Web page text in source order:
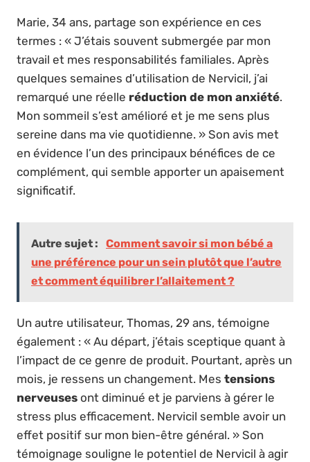
Marie, 34 ans, partage son expérience en ces
termes : « J’étais souvent submergée par mon
travail et mes responsabilités familiales. Après
quelques semaines d’utilisation de Nervicil, j’ai
remarqué une réelle réduction de mon anxiété.
Mon sommeil s’est amélioré et je me sens plus
sereine dans ma vie quotidienne. » Son avis met
en évidence l’un des principaux bénéfices de ce
complément, qui semble apporter un apaisement
significatif.
Autre sujet :
Comment savoir si mon bébé a
une préférence pour un sein plutôt que l’autre
et comment équilibrer l’allaitement ?
Un autre utilisateur, Thomas, 29 ans, témoigne
également : « Au départ, j’étais sceptique quant à
l’impact de ce genre de produit. Pourtant, après un
mois, je ressens un changement. Mes tensions
nerveuses ont diminué et je parviens à gérer le
stress plus efficacement. Nervicil semble avoir un
effet positif sur mon bien-être général. » Son
témoignage souligne le potentiel de Nervicil à agir